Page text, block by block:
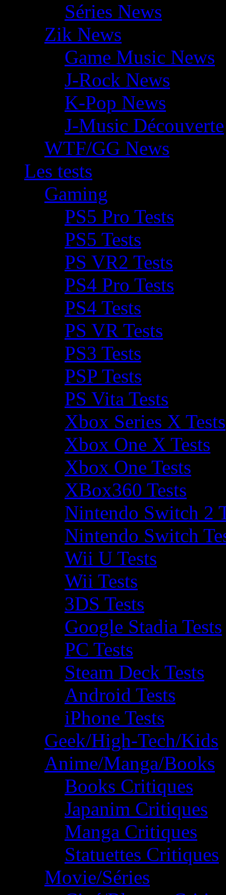
Séries News
Zik News
Game Music News
J-Rock News
K-Pop News
J-Music Découverte
WTF/GG News
Les tests
Gaming
PS5 Pro Tests
PS5 Tests
PS VR2 Tests
PS4 Pro Tests
PS4 Tests
PS VR Tests
PS3 Tests
PSP Tests
PS Vita Tests
Xbox Series X Tests
Xbox One X Tests
Xbox One Tests
XBox360 Tests
Nintendo Switch 2
Nintendo Switch
Wii U Tests
Wii Tests
3DS Tests
Google Stadia Tests
PC Tests
Steam Deck Tests
Android Tests
iPhone Tests
Geek/High-Tech/Kids
Anime/Manga/Books
Books Critiques
Japanim Critiques
Manga Critiques
Statuettes Critiques
Movie/Séries